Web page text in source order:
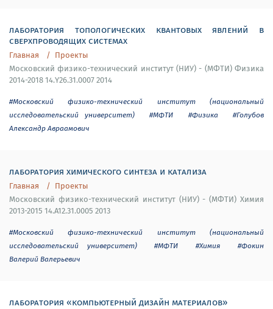
лаборатория топологических квантовых явлений в
сверхпроводящих системах
Главная
Проекты
Московский физико-технический институт (НИУ) - (МФТИ) Физика
2014-2018 14.Y26.31.0007 2014
#Московский физико-технический институт (национальный
исследовательский университет)
#МФТИ #Физика
#Голубов
Александр Авраамович
лаборатория химического синтеза и катализа
Главная
Проекты
Московский физико-технический институт (НИУ) - (МФТИ) Химия
2013-2015 14.A12.31.0005 2013
#Московский физико-технический институт (национальный
исследовательский университет)
#МФТИ #Химия
#Фокин
Валерий Валерьевич
лаборатория «компьютерный дизайн материалов»